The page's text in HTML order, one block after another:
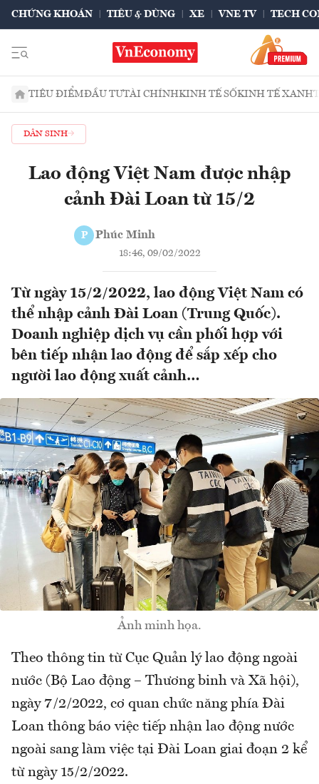
CHỨNG KHOÁN TIÊU & DÙNG XE VNE TV TECH
TIÊU ĐIỂMĐẦU TƯTÀI CHÍNHKINH TẾ SỐKINH TẾ XANH
DÂN SINH
Lao động Việt Nam được nhập
cảnh Đài Loan từ 15/2
P Phúc Minh
18:46, 09/02/2022
Từ ngày 15/2/2022, lao động Việt Nam có
thể nhập cảnh Đài Loan (Trung Quốc).
Doanh nghiệp dịch vụ cần phối hợp với
bên tiếp nhận lao động để sắp xếp cho
người lao động xuất cảnh…
Ảnh minh họa.
Theo thông tin từ Cục Quản lý lao động ngoài
nước (Bộ Lao động – Thương binh và Xã hội),
ngày 7/2/2022, cơ quan chức năng phía Đài
Loan thông báo việc tiếp nhận lao động nước
ngoài sang làm việc tại Đài Loan giai đoạn 2 kể
từ ngày 15/2/2022.